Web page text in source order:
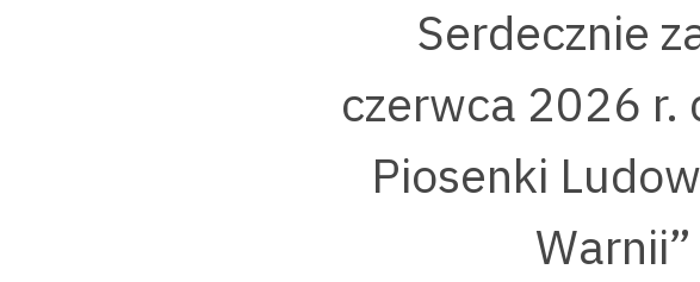
Serdecznie
czerwca 2026 r.
Piosenki